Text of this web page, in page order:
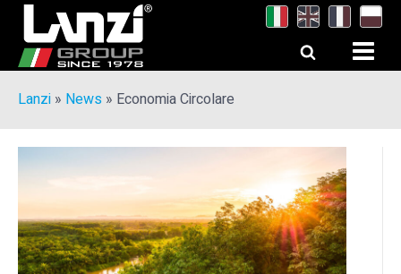
Lanzi » News » Economia Circolare